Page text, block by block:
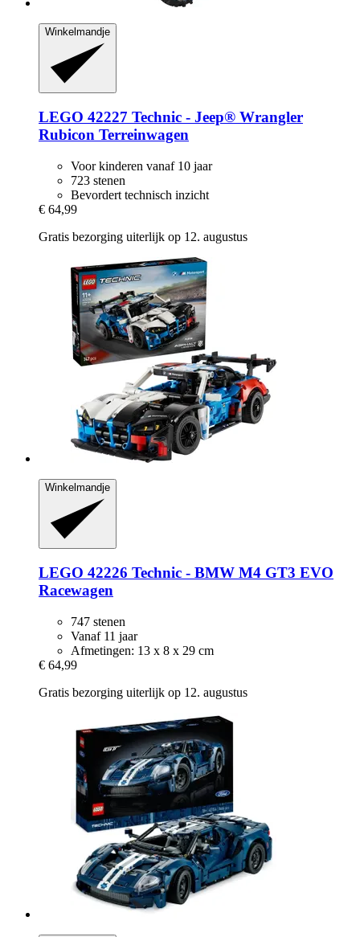
Winkelmandje
LEGO 42227 Technic -​ Jeep® Wrangler
Rubicon Terreinwagen
Voor kinderen vanaf 10 jaar
723 stenen
Bevordert technisch inzicht
€ 64,99
Gratis bezorging uiterlijk op 12. augustus
Winkelmandje
LEGO 42226 Technic -​ BMW M4 GT3 EVO
Racewagen
747 stenen
Vanaf 11 jaar
Afmetingen: 13 x 8 x 29 cm
€ 64,99
Gratis bezorging uiterlijk op 12. augustus